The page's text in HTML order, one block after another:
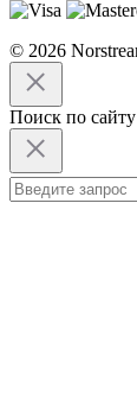
© 2026
Поиск по сайту